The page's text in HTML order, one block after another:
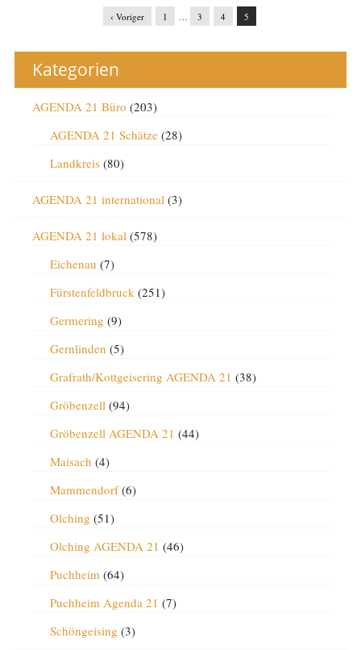
‹ Voriger 1 … 3 4 5
Kategorien
AGENDA 21 Büro (203)
AGENDA 21 Schätze(28)
Landkreis(80)
AGENDA 21 international (3)
AGENDA 21 lokal (578)
Eichenau (7)
Fürstenfeldbruck (251)
Germering (9)
Gernlinden (5)
Grafrath/Kottgeisering AGENDA 21 (38)
Gröbenzell (94)
Gröbenzell AGENDA 21 (44)
Maisach (4)
Mammendorf(6)
Olching (51)
Olching AGENDA 21 (46)
Puchheim (64)
Puchheim Agenda 21 (7)
Schöngeising (3)